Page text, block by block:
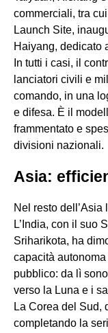
commerciali, tra
Launch Site,
Haiyang, dedicato
In tutti i casi, il
lanciatori civili e
comando, in una
e difesa. È il
frammentato e
divisioni nazionali.
Asia:
Nel resto
L’India, con il suo
Sriharikota, ha
capacità
pubblico: da lì
verso la Luna e i
La Corea del Sud,
completando la